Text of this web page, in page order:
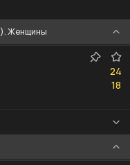
Женщины
24
24
18
18